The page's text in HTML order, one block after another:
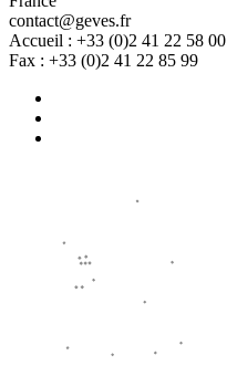
contact@geves.fr
Accueil : +33 (0)2 41 22 58 00
Fax : +33 (0)2 41 22 85 99